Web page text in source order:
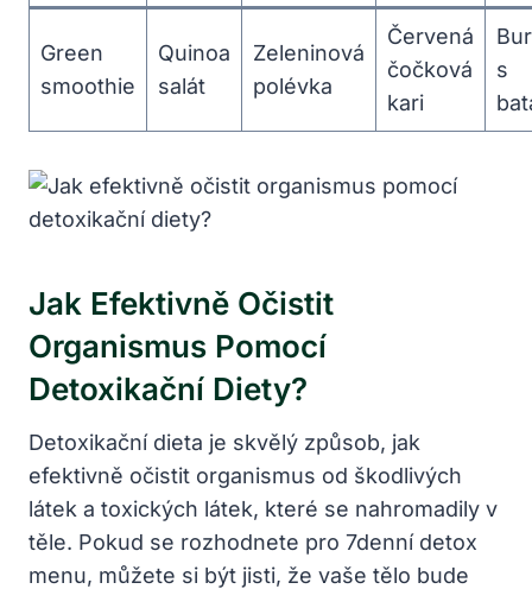
Green
smoothie
Quinoa
salát
Zeleninová
polévka
Červená
čočková
kari
s
Jak Efektivně Očistit
Organismus Pomocí
Detoxikační Diety?
Detoxikační dieta je skvělý způsob, jak
efektivně očistit organismus od škodlivých
látek a toxických látek, které se nahromadily v
těle. Pokud se rozhodnete pro 7denní detox
menu, můžete si být jisti, že vaše tělo bude